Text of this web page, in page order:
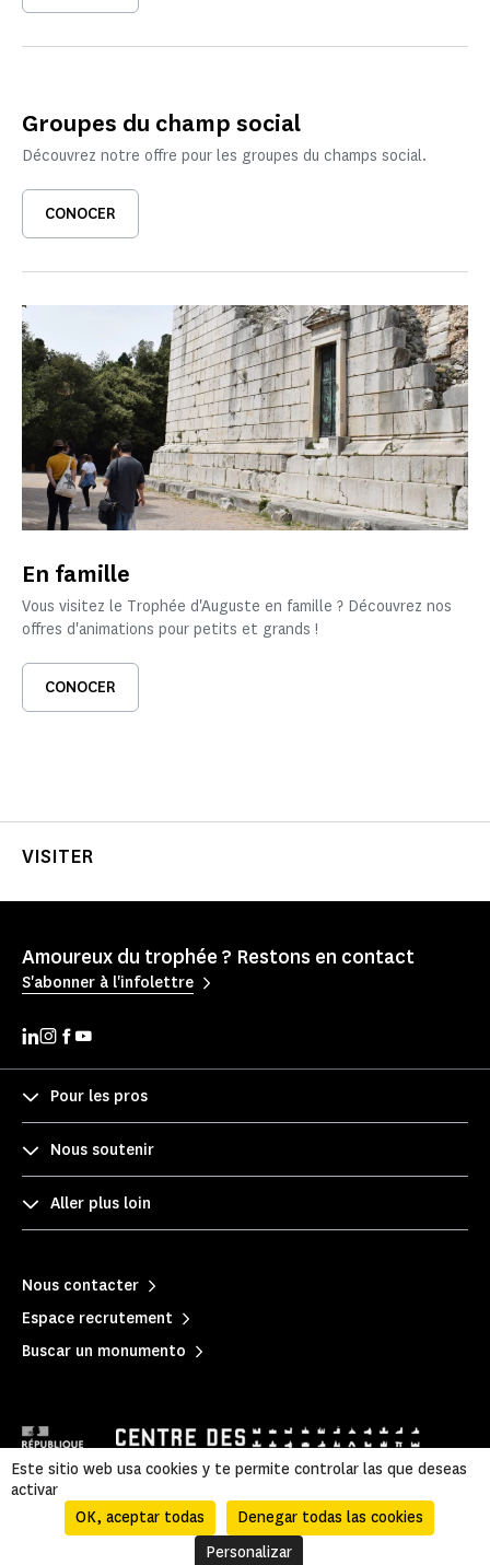
Groupes du champ social
Découvrez notre offre pour les groupes du champs social.
CONOCER
En famille
Vous visitez le Trophée d'Auguste en famille ? Découvrez nos
offres d'animations pour petits et grands !
CONOCER
VISITER
Amoureux du trophée ? Restons en contact
S'abonner à l'infolettre
Pour les pros
Nous soutenir
Aller plus loin
Nous contacter
Espace recrutement
Buscar un monumento
Mentions légales Política de privacidad
Información legal y administrativa
| Mapa del sitio
Este sitio web usa cookies y te permite controlar las que deseas
activar
OK, aceptar todas
Denegar todas las cookies
Personalizar